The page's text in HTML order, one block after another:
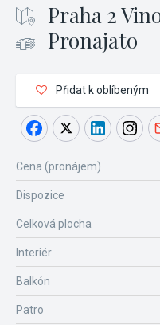
Praha 2
Pronajato
Přidat k oblíbeným
Cena (pronájem)
Dispozice
Celková plocha
Interiér
Balkón
Patro